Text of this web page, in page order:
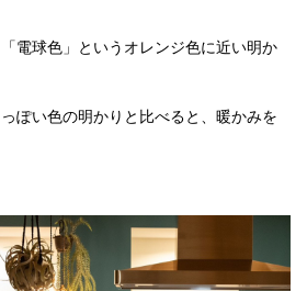
電球色」というオレンジ色に近い明か
ぽい色の明かりと比べると、暖かみを